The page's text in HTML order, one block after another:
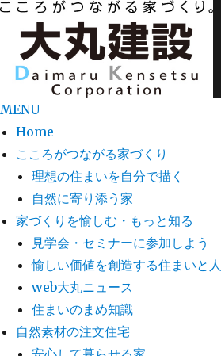
MENU
Home
こころがつながる家づくり
理想の住まいを自分で描く
自然に寄り添う家
家づくりを愉しむ・もっと知る
見学会・セミナーに参加しよう
愉しい価値を創造する住まいと人
web大丸ニュース
住まいのまめ知識
自然素材の注文住宅